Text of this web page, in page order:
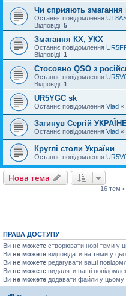
Чи сприяють
Останнє повідомлення
Відповіді: 5
Змагання КХ, УКХ
Останнє повідомлення
Відповіді: 1
Стосовно QSO з
Останнє повідомлення
Відповіді: 1
UR5YGC sk
Останнє повідомлення Vlad «
Загинув Сергій
Останнє повідомлення Vlad «
Круглі столи України
Останнє повідомлення
Нова тема
16 тем •
ПРАВА ДОСТУПУ
Ви не можете створювати нові теми у
Ви не можете відповідати на теми у
Ви не можете редагувати ваші
Ви не можете видаляти ваші
Ви не можете додавати файли у цьому